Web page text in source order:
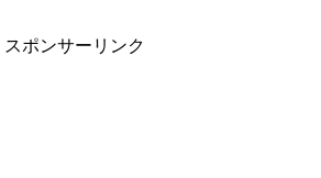
スポンサーリンク